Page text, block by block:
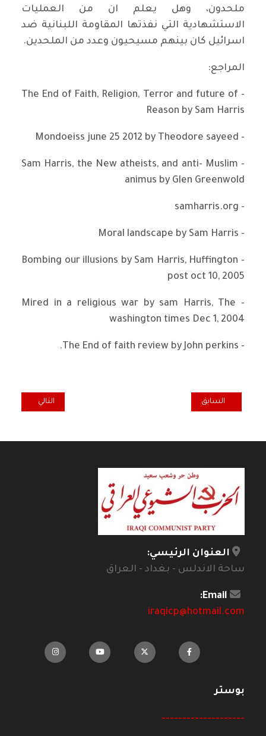
ملحدون، وهل يعلم ان من العمليات
الاستشهادية التي نفذتها المقاومة اللبنانية ضد
اسرائيل كان بينهم مسيحيون وعدد من الملحدين.
المراجع:
- The End of Faith, Religion, Terror and future of
Reason by Sam Harris
- Mondoeiss june 25 2012 by Theodore sayeed
- Sam Harris, the New atheists, and anti- Muslim
animus by Glen Greenwold
- samharris.org
- Moral landscape by Sam Harris
- Bombing our illusions by Sam Harris, Huffington
post oct 10, 2005
- Mired in a religious war by sam Harris, The
washington times Dec 1, 2004
- The End of faith review by John perkins.
المقال السابق: العنف الأسري وحقوق المرأة العراقية وسيداو
السابق المقال التالي:
التالي
العنوان الرئيسي:
ساحة الاندلس - بغداد - العراق
Email:
iraqicp@hotmail.com
بوستر
--------------------